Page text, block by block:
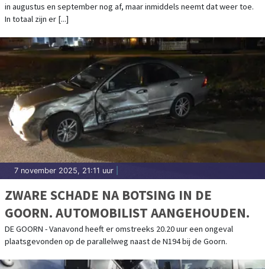
in augustus en september nog af, maar inmiddels neemt dat weer toe.
In totaal zijn er [...]
7 november 2025, 21:11 uur
ZWARE SCHADE NA BOTSING IN DE
GOORN. AUTOMOBILIST AANGEHOUDEN.
DE GOORN - Vanavond heeft er omstreeks 20.20 uur een ongeval
plaatsgevonden op de parallelweg naast de N194 bij de Goorn.